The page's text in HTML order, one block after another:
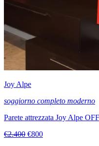
Joy Alpe
soggiorno completo moderno
Parete attrezzata Joy Alpe
€2.400 €800